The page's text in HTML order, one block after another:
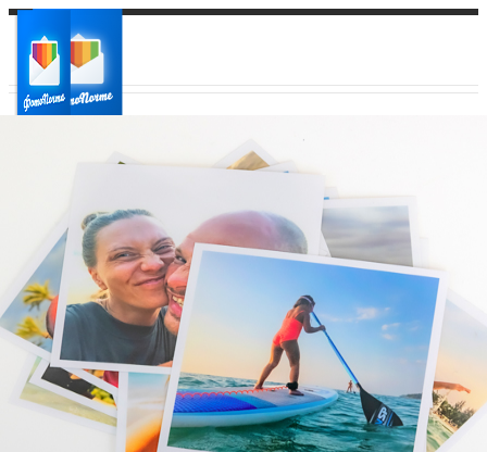
Ваш регион доставки
Выберите из списка: